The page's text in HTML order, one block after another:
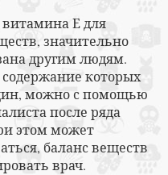
Е для
значительно
другим людям.
содержание которых
можно с помощью
после ряда
этом может
баланс веществ
врач.